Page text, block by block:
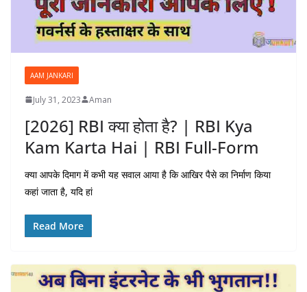
AAM JANKARI
July 31, 2023 Aman
[2026] RBI क्या होता है? | RBI Kya
Kam Karta Hai | RBI Full-Form
क्या आपके दिमाग में कभी यह सवाल आया है कि आखिर पैसे का निर्माण किया
कहां जाता है, यदि हां
Read More